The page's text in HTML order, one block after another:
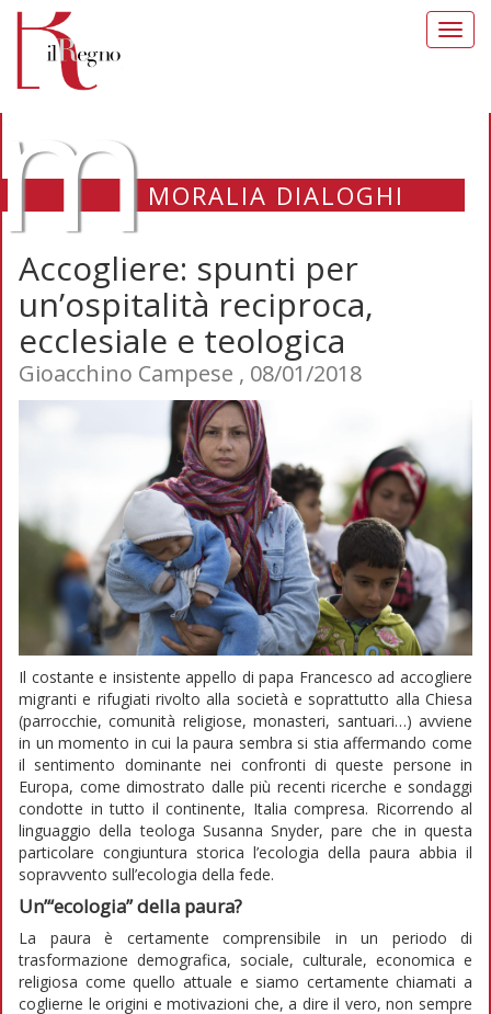
MORALIA DIALOGHI
Accogliere: spunti per
un’ospitalità reciproca,
ecclesiale e teologica
Gioacchino Campese , 08/01/2018
Il costante e insistente appello di papa Francesco ad accogliere
migranti e rifugiati rivolto alla società e soprattutto alla Chiesa
(parrocchie, comunità religiose, monasteri, santuari…) avviene
in un momento in cui la paura sembra si stia affermando come
il sentimento dominante nei confronti di queste persone in
Europa, come dimostrato dalle più recenti ricerche e sondaggi
condotte in tutto il continente, Italia compresa. Ricorrendo al
linguaggio della teologa Susanna Snyder, pare che in questa
particolare congiuntura storica l’ecologia della paura abbia il
sopravvento sull’ecologia della fede.
Un’“ecologia” della paura?
La paura è certamente comprensibile in un periodo di
trasformazione demografica, sociale, culturale, economica e
religiosa come quello attuale e siamo certamente chiamati a
coglierne le origini e motivazioni che, a dire il vero, non sempre